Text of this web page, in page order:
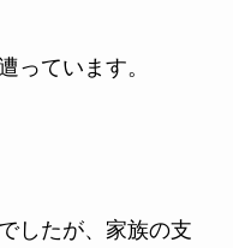
っています。
したが、家族の支